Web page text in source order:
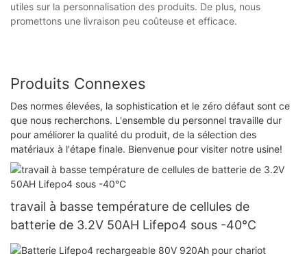
utiles sur la personnalisation des produits. De plus, nous
promettons une livraison peu coûteuse et efficace.
Produits Connexes
Des normes élevées, la sophistication et le zéro défaut sont ce
que nous recherchons. L'ensemble du personnel travaille dur
pour améliorer la qualité du produit, de la sélection des
matériaux à l'étape finale. Bienvenue pour visiter notre usine!
travail à basse température de cellules de
batterie de 3.2V 50AH Lifepo4 sous -40°C